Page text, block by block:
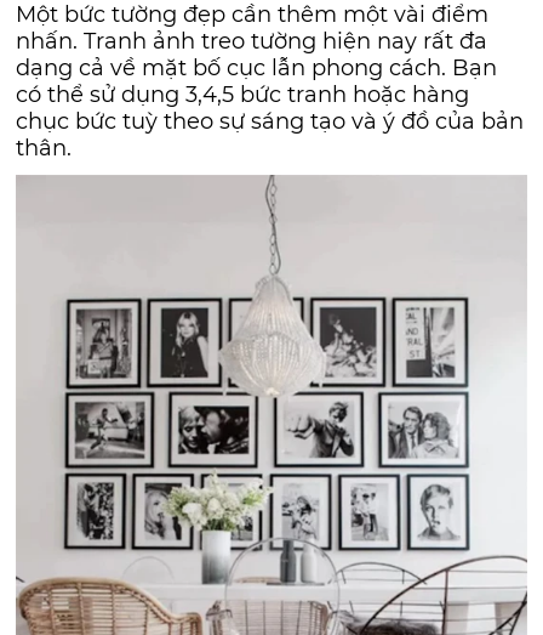
Một bức tường đẹp cần thêm một vài điểm
nhấn. Tranh ảnh treo tường hiện nay rất đa
dạng cả về mặt bố cục lẫn phong cách. Bạn
có thể sử dụng 3,4,5 bức tranh hoặc hàng
chục bức tuỳ theo sự sáng tạo và ý đồ của bản
thân.